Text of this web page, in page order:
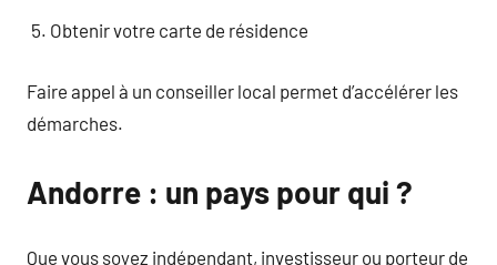
Obtenir votre carte de résidence
Faire appel à un conseiller local permet d’accélérer les
démarches.
Andorre : un pays pour qui ?
Que vous soyez indépendant, investisseur ou porteur de